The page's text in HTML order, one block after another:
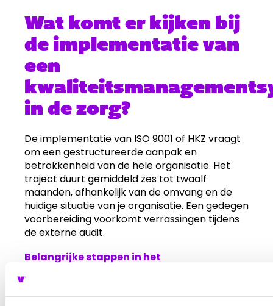
Wat komt er kijken bij
de implementatie van
een
in de zorg?
De implementatie van ISO 9001 of HKZ vraagt
om een gestructureerde aanpak en
betrokkenheid van de hele organisatie. Het
traject duurt gemiddeld zes tot twaalf
maanden, afhankelijk van de omvang en de
huidige situatie van je organisatie. Een gedegen
voorbereiding voorkomt verrassingen tijdens
de externe audit.
Belangrijke stappen in het
Gap-analyse:Breng in kaart waar je